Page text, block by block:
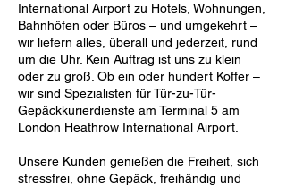
International Airport zu Hotels, Wohnungen,
Bahnhöfen oder Büros – und umgekehrt –
wir liefern alles, überall und jederzeit, rund
um die Uhr. Kein Auftrag ist uns zu klein
oder zu groß. Ob ein oder hundert Koffer –
wir sind Spezialisten für Tür-zu-Tür-
Gepäckkurierdienste am Terminal 5 am
London Heathrow International Airport.
Unsere Kunden genießen die Freiheit, sich
stressfrei, ohne Gepäck, freihändig und